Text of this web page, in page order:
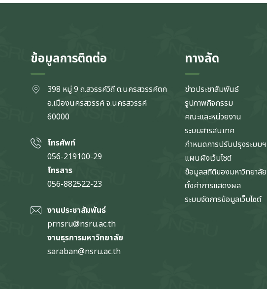
ข้อมูลการติดต่อ
398 หมู่ 9 ถ.สวรรค์วิถี ต.นครสวรรค์ตก
อ.เมืองนครสวรรค์ จ.นครสวรรค์
60000
โทรศัพท์
056-219100-29
โทรสาร
056-882522-23
งานประชาสัมพันธ์
prnsru@nsru.ac.th
งานธุรการมหาวิทยาลัย
saraban@nsru.ac.th
ทางลัด
ข่าวประชาสัมพันธ์
รูปภาพกิจกรรม
คณะและหน่วยงาน
ระบบสารสนเทศ
กำหนดการปรับปรุงระบบฯ
แผนผังเว็บไซต์
ข้อมูลสถิติของมหาวิทยาลัย
ตั้งค่าการแสดงผล
ระบบจัดการข้อมูลเว็บไซต์